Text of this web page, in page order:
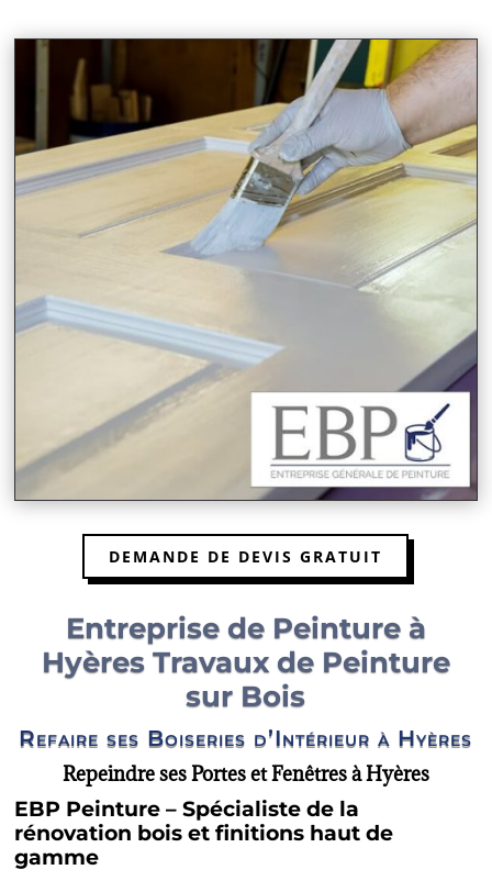
DEMANDE DE DEVIS GRATUIT
Entreprise de Peinture à
Hyères Travaux de Peinture
sur Bois
Refaire ses Boiseries d’Intérieur à Hyères
Repeindre ses Portes et Fenêtres à Hyères
EBP Peinture – Spécialiste de la
rénovation bois et finitions haut de
gamme